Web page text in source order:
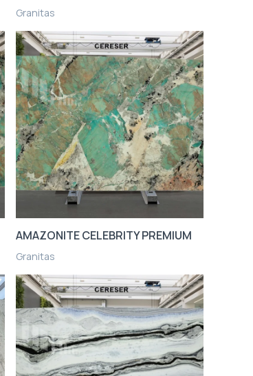
Granitas
AMAZONITE CELEBRITY PREMIUM
Granitas